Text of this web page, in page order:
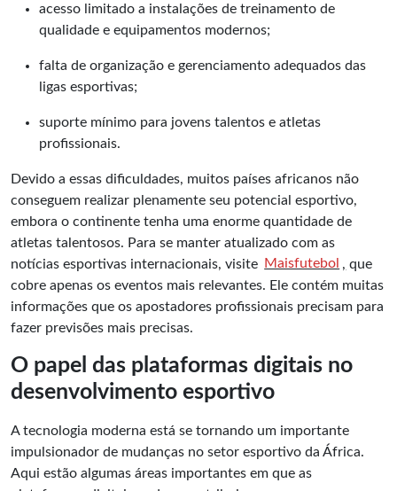
acesso limitado a instalações de treinamento de
qualidade e equipamentos modernos;
falta de organização e gerenciamento adequados das
ligas esportivas;
suporte mínimo para jovens talentos e atletas
profissionais.
Devido a essas dificuldades, muitos países africanos não
conseguem realizar plenamente seu potencial esportivo,
embora o continente tenha uma enorme quantidade de
atletas talentosos. Para se manter atualizado com as
notícias esportivas internacionais, visite Maisfutebol , que
cobre apenas os eventos mais relevantes. Ele contém muitas
informações que os apostadores profissionais precisam para
fazer previsões mais precisas.
O papel das plataformas digitais no
desenvolvimento esportivo
A tecnologia moderna está se tornando um importante
impulsionador de mudanças no setor esportivo da África.
Aqui estão algumas áreas importantes em que as